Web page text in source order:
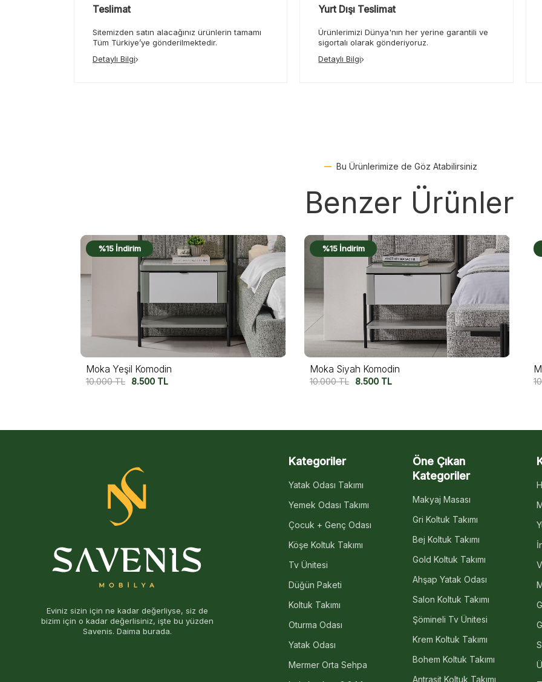
Teslimat
Sitemizden satın alacağınız ürünlerin tamamı
Tüm Türkiye’ye gönderilmektedir.
Detaylı Bilgi
Yurt Dışı Teslimat
Ürünlerimizi Dünya'nın her yerine garantili ve
sigortalı olarak gönderiyoruz.
Detaylı Bilgi
Bu Ürünlerimize de Göz Atabilirsiniz
Benzer Ürünler
%15 İndirim
Moka Siyah Komodin
10.000TL 8.500 TL
%15 İndirim
Moka Komodin
10.000TL 8.500 TL
Eviniz sizin için ne kadar değerliyse, siz de
bizim için o kadar değerlisiniz, işte bu yüzden
Savenis. Daima burada.
Kategoriler
Yatak Odası Takımı
Yemek Odası Takımı
Çocuk + Genç Odası
Köşe Koltuk Takımı
Tv Ünitesi
Düğün Paketi
Koltuk Takımı
Oturma Odası
Yatak Odası
Mermer Orta Sehpa
Öne Çıkan
Kategoriler
Makyaj Masası
Gri Koltuk Takımı
Bej Koltuk Takımı
Gold Koltuk Takımı
Ahşap Yatak Odası
Salon Koltuk Takımı
Şömineli Tv Ünitesi
Krem Koltuk Takımı
Bohem Koltuk Takımı
Antrasit Koltuk Takımı